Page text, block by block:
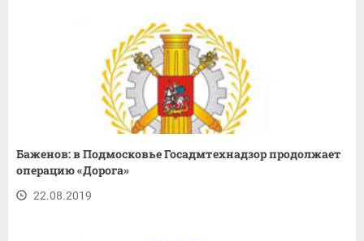
Баженов: в Подмосковье Госадмтехнадзор продолжает
операцию «Дорога»
22.08.2019